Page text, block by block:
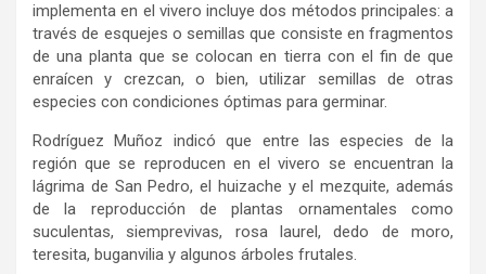
implementa en el vivero incluye dos métodos principales: a
través de esquejes o semillas que consiste en fragmentos
de una planta que se colocan en tierra con el fin de que
enraícen y crezcan, o bien, utilizar semillas de otras
especies con condiciones óptimas para germinar.
Rodríguez Muñoz indicó que entre las especies de la
región que se reproducen en el vivero se encuentran la
lágrima de San Pedro, el huizache y el mezquite, además
de la reproducción de plantas ornamentales como
suculentas, siemprevivas, rosa laurel, dedo de moro,
teresita, buganvilia y algunos árboles frutales.